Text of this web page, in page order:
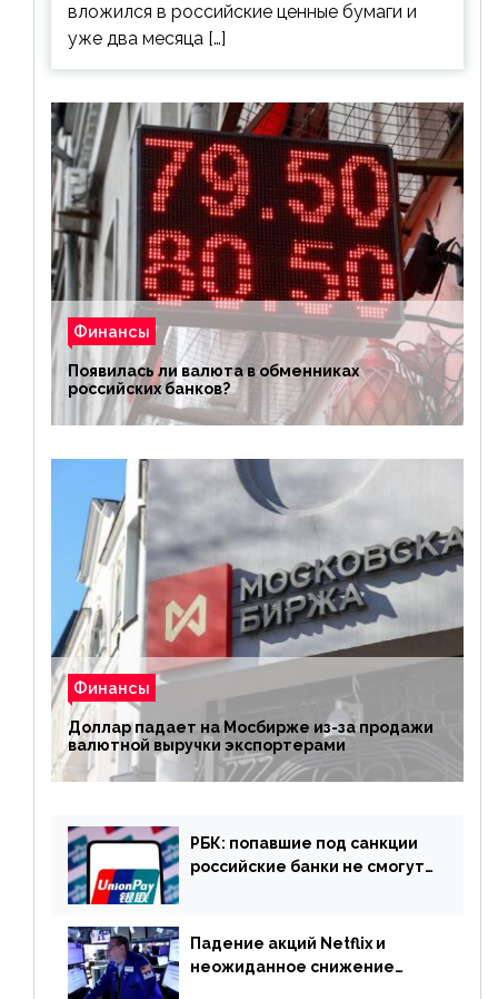
вложился в российские ценные бумаги и
уже два месяца […]
Финансы
Появилась ли валюта в обменниках
российских банков?
Финансы
Доллар падает на Мосбирже из-за продажи
валютной выручки экспортерами
РБК: попавшие под санкции
российские банки не смогут
Падение акций Netflix и
неожиданное снижение